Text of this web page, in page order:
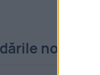
noastre